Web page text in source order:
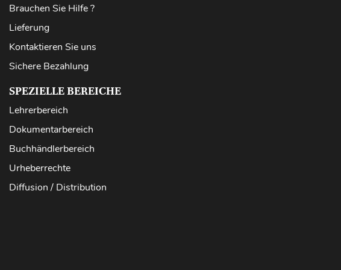
Brauchen Sie Hilfe ?
Lieferung
Kontaktieren Sie uns
Sichere Bezahlung
SPEZIELLE BEREICHE
Lehrerbereich
Dokumentarbereich
Buchhändlerbereich
Urheberrechte
Diffusion / Distribution